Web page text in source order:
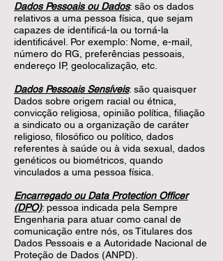
Dados Pessoais ou Dados: são os dados
relativos a uma pessoa física, que sejam
capazes de identificá-la ou torná-la
identificável. Por exemplo: Nome, e-mail,
número do RG, preferências pessoais,
endereço IP, geolocalização, etc.
Dados Pessoais Sensíveis: são quaisquer
Dados sobre origem racial ou étnica,
convicção religiosa, opinião política, filiação
a sindicato ou a organização de caráter
religioso, filosófico ou político, dados
referentes à saúde ou à vida sexual, dados
genéticos ou biométricos, quando
vinculados a uma pessoa física.
Encarregado ou Data Protection Officer
(DPO): pessoa indicada pela Sempre
Engenharia para atuar como canal de
comunicação entre nós, os Titulares dos
Dados Pessoais e a Autoridade Nacional de
Proteção de Dados (ANPD).